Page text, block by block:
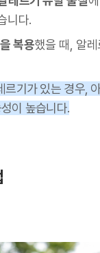
니다.
복용했을 때, 알
르기가 있는 경우,
이 높습니다.